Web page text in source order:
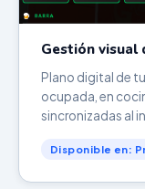
Gestión visual
Plano digital de
ocupada, en
sincronizadas al
Disponible en: